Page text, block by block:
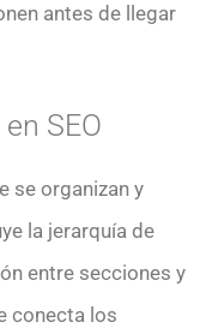
antes de llegar
SEO
se organizan y
la jerarquía de
entre secciones y
conecta los